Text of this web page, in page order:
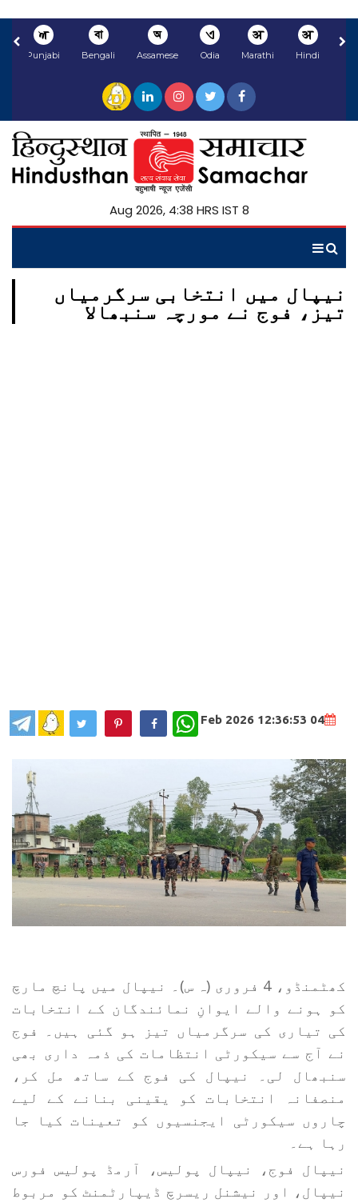
अ
Hindi
अ
Marathi
ଏ
Odia
অ
Assamese
বা
Bengali
ਅ
Punjabi
8 Aug 2026, 4:38 HRS IST
نیپال میں انتخابی سرگرمیاں
تیز، فوج نے مورچہ سنبھالا
04 Feb 2026 12:36:53
WhatsApp
کھٹمنڈو، 4 فروری (ہ س)۔ نیپال میں پانچ مارچ
کو ہونے والے ایوانِ نمائندگان کے انتخابات
کی تیاری کی سرگرمیاں تیز ہو گئی ہیں۔ فوج
نے آج سے سیکورٹی انتظامات کی ذمہ داری بھی
سنبھال لی۔ نیپال کی فوج کے ساتھ مل کر،
منصفانہ انتخابات کو یقینی بنانے کے لیے
چاروں سیکورٹی ایجنسیوں کو تعینات کیا جا
رہا ہے۔
نیپال فوج، نیپال پولیس، آرمڈ پولیس فورس
نیپال، اور نیشنل ریسرچ ڈیپارٹمنٹ کو مربوط